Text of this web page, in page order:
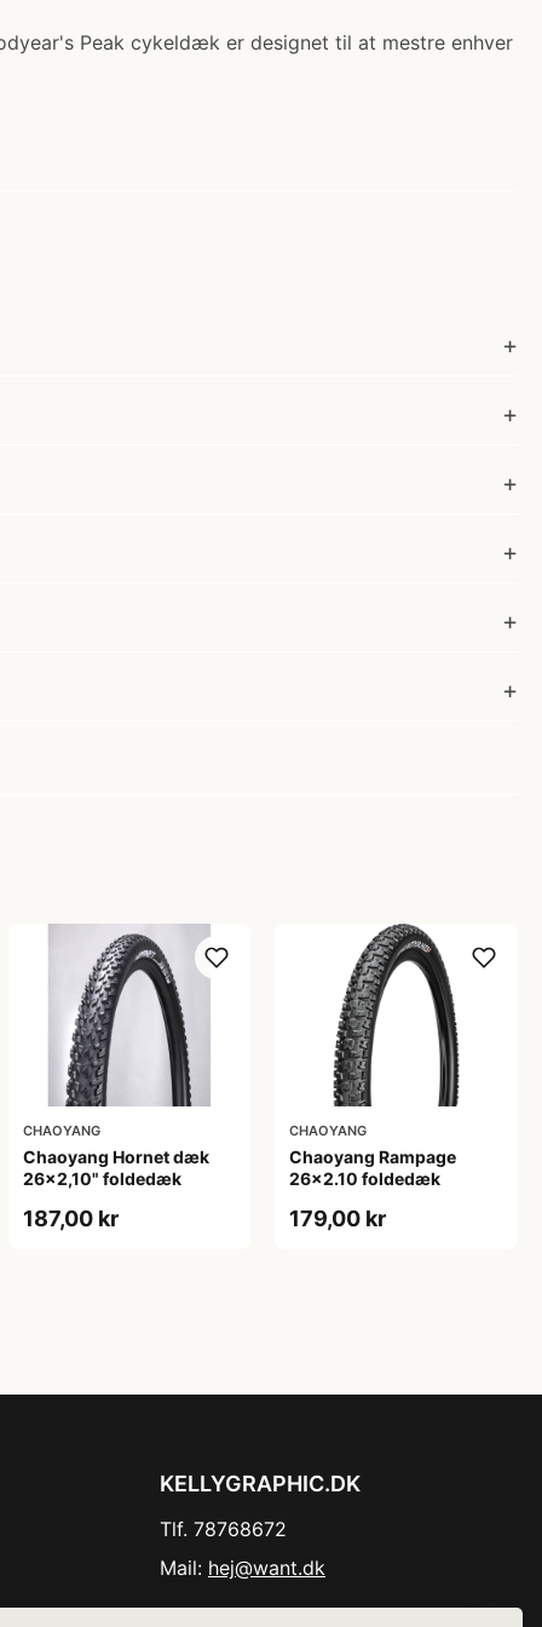
Peak cykeldæk er designet til at mestre enhver
CHAOYANG
Chaoyang Hornet dæk
26x2,10" foldedæk
187,00 kr
CHAOYANG
Chaoyang Rampage
26x2.10 foldedæk
179,00 kr
KELLYGRAPHIC.DK
Tlf. 78768672
Mail: hej@want.dk